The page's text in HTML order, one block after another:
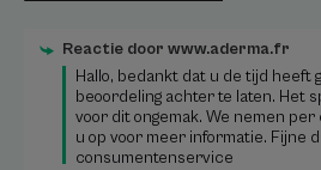
Reactie door www.aderma.fr
Hallo, bedankt dat u de tijd heeft
beoordeling achter te laten. Het
voor dit ongemak. We nemen
u op voor meer informatie. Fijne
consumentenservice